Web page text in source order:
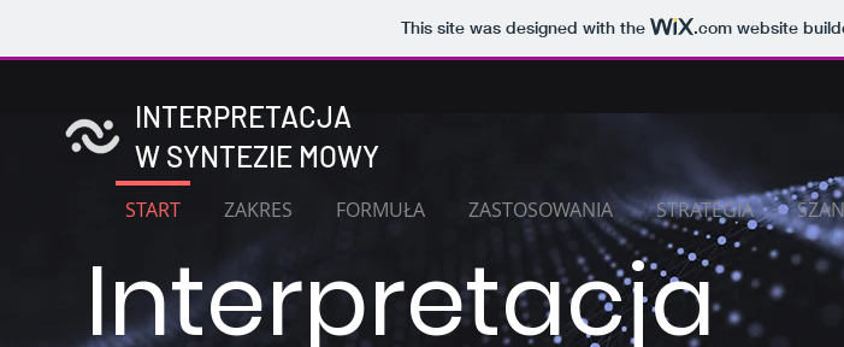
This site was designed with the .comwebsite
INTERPRETACJA
W SYNTEZIE MOWY
START ZAKRES FORMUŁA ZASTOSOWANIA STRATEGIA
Interpretacja